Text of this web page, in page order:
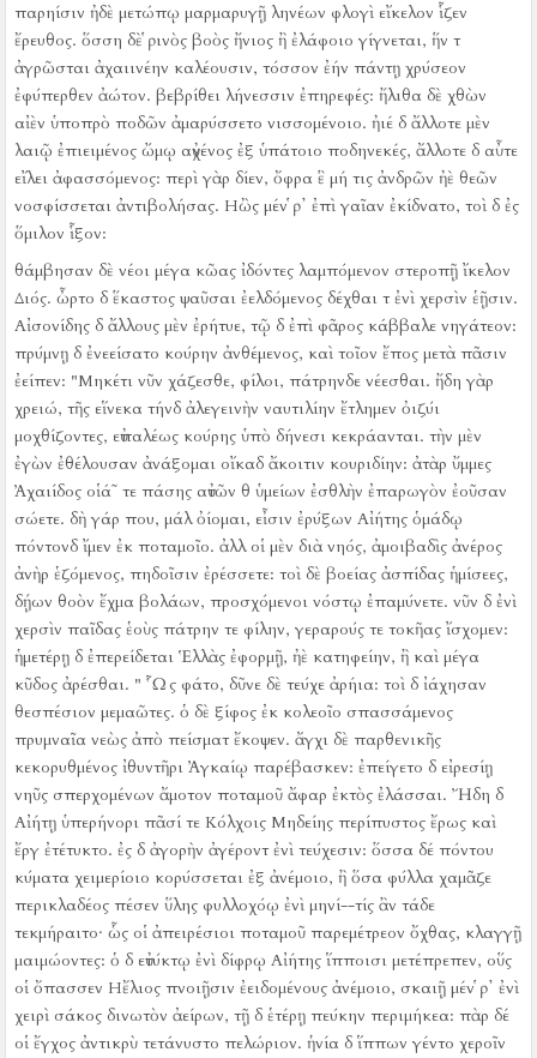
παρηίσιν ἠδὲ μετώπῳ μαρμαρυγῇ ληνέων φλογὶ εἴκελον ἷζεν
ἔρευθος. ὅσση δὲ ῥινὸς βοὸς ἤνιος ἢ ἐλάφοιο γίγνεται, ἥν τ
ἀγρῶσται ἀχαιινέην καλέουσιν, τόσσον ἐήν πάντῃ χρύσεον
ἐφύπερθεν ἀώτον. βεβρίθει λήνεσσιν ἐπηρεφές: ἤλιθα δὲ χθὼν
αἰὲν ὑποπρὸ ποδῶν ἀμαρύσσετο νισσομένοιο. ἠιέ δ ἄλλοτε μὲν
λαιῷ ἐπιειμένος ὤμῳ αὐχένος ἐξ ὑπάτοιο ποδηνεκές, ἄλλοτε δ αὖτε
εἴλει ἀφασσόμενος: περὶ γὰρ δίεν, ὄφρα ἓ μή τις ἀνδρῶν ἠὲ θεῶν
νοσφίσσεται ἀντιβολήσας. Ηὢς μέν ῥ᾿ ἐπὶ γαῖαν ἐκίδνατο, τοὶ δ ἐς
ὅμιλον ἷξον:
θάμβησαν δὲ νέοι μέγα κῶας ἰδόντες λαμπόμενον στεροπῇ ἴκελον
Διός. ὦρτο δ ἕκαστος ψαῦσαι ἐελδόμενος δέχθαι τ ἐνὶ χερσὶν ἑῇσιν.
Αἰσονίδης δ ἄλλους μὲν ἐρήτυε, τῷ δ ἐπὶ φᾶρος κάββαλε νηγάτεον:
πρύμνῃ δ ἐνεείσατο κούρην ἀνθέμενος, καὶ τοῖον ἔπος μετὰ πᾶσιν
ἐείπεν: "Μηκέτι νῦν χάζεσθε, φίλοι, πάτρηνδε νέεσθαι. ἤδη γὰρ
χρειώ, τῆς εἵνεκα τήνδ ἀλεγεινὴν ναυτιλίην ἔτλημεν ὀιζύι
μοχθίζοντες, εὐπαλέως κούρης ὑπὸ δήνεσι κεκράανται. τὴν μὲν
ἐγὼν ἐθέλουσαν ἀνάξομαι οἴκαδ ἄκοιτιν κουριδίην: ἀτὰρ ὔμμες
Ἀχαιίδος οἱά῀ τε πάσης αὐτῶν θ ὑμείων ἐσθλὴν ἐπαρωγὸν ἐοῦσαν
σώετε. δὴ γάρ που, μάλ ὀίομαι, εἶσιν ἐρύξων Αἰήτης ὁμάδῳ
πόντονδ ἴμεν ἐκ ποταμοῖο. ἀλλ οἱ μὲν διὰ νηός, ἀμοιβαδὶς ἀνέρος
ἀνὴρ ἑζόμενος, πηδοῖσιν ἐρέσσετε: τοὶ δὲ βοείας ἀσπίδας ἡμίσεες,
δῄων θοὸν ἔχμα βολάων, προσχόμενοι νόστῳ ἐπαμύνετε. νῦν δ ἐνὶ
χερσὶν παῖδας ἑοὺς πάτρην τε φίλην, γεραρούς τε τοκῆας ἴσχομεν:
ἡμετέρῃ δ ἐπερείδεται Ἑλλὰς ἐφορμῇ, ἠὲ κατηφείην, ἢ καὶ μέγα
κῦδος ἀρέσθαι. " Ὧς φάτο, δῦνε δὲ τεύχε ἀρήια: τοὶ δ ἰάχησαν
θεσπέσιον μεμαῶτες. ὁ δὲ ξίφος ἐκ κολεοῖο σπασσάμενος
πρυμναῖα νεὼς ἀπὸ πείσματ ἔκοψεν. ἄγχι δὲ παρθενικῆς
κεκορυθμένος ἰθυντῆρι Ἀγκαίῳ παρέβασκεν: ἐπείγετο δ εἰρεσίῃ
νηῦς σπερχομένων ἄμοτον ποταμοῦ ἄφαρ ἐκτὸς ἐλάσσαι. Ἤδη δ
Αἰήτῃ ὑπερήνορι πᾶσί τε Κόλχοις Μηδείης περίπυστος ἔρως καὶ
ἔργ ἐτέτυκτο. ἐς δ ἀγορὴν ἀγέροντ ἐνὶ τεύχεσιν: ὅσσα δέ πόντου
κύματα χειμερίοιο κορύσσεται ἐξ ἀνέμοιο, ἢ ὅσα φύλλα χαμᾶζε
περικλαδέος πέσεν ὕλης φυλλοχόῳ ἐνὶ μηνί--τίς ἂν τάδε
τεκμήραιτο· ὧς οἱ ἀπειρέσιοι ποταμοῦ παρεμέτρεον ὄχθας, κλαγγῇ
μαιμώοντες: ὁ δ εὐτύκτῳ ἐνὶ δίφρῳ Αἰήτης ἵπποισι μετέπρεπεν, οὕς
οἱ ὄπασσεν Ηἔλιος πνοιῇσιν ἐειδομένους ἀνέμοιο, σκαιῇ μέν ῥ᾿ ἐνὶ
χειρὶ σάκος δινωτὸν ἀείρων, τῇ δ ἑτέρῃ πεύκην περιμήκεα: πὰρ δέ
οἱ ἔγχος ἀντικρὺ τετάνυστο πελώριον. ἡνία δ ἵππων γέντο χεροῖν